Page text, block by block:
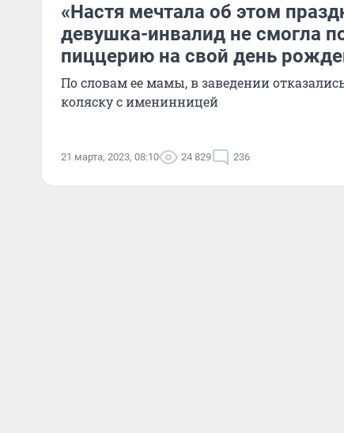
«Настя мечтала об этом
девушка-инвалид не смогла
пиццерию на свой день
По словам ее мамы, в заведении
коляску с именинницей
21 марта, 2023, 08:10 24 829 236